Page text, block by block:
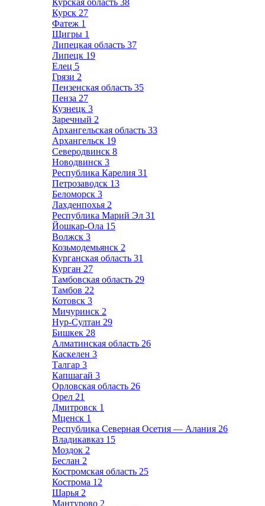
Курская область 38
Курск 27
Фатеж 1
Щигры 1
Липецкая область 37
Липецк 19
Елец 5
Грязи 2
Пензенская область 35
Пенза 27
Кузнецк 3
Заречный 2
Архангельская область 33
Архангельск 19
Северодвинск 8
Новодвинск 3
Республика Карелия 31
Петрозаводск 13
Беломорск 3
Лахденпохья 2
Республика Марий Эл 31
Йошкар-Ола 15
Волжск 3
Козьмодемьянск 2
Курганская область 31
Курган 27
Тамбовская область 29
Тамбов 22
Котовск 3
Мичуринск 2
Нур-Султан 29
Бишкек 28
Алматинская область 26
Каскелен 3
Талгар 3
Капшагай 3
Орловская область 26
Орел 21
Дмитровск 1
Мценск 1
Республика Северная Осетия — Алания 26
Владикавказ 15
Моздок 2
Беслан 2
Костромская область 25
Кострома 12
Шарья 2
Мантурово 2